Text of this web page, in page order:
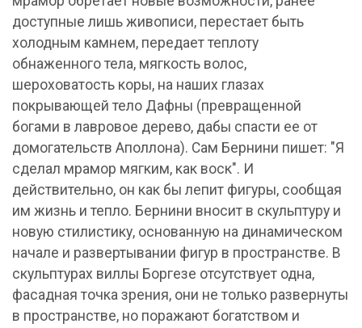
доступные лишь живописи, перестает быть
холодным камнем, передает теплоту
обнаженного тела, мягкость волос,
шероховатость коры, на наших глазах
покрывающей тело Дафны (превращенной
богами в лавровое дерево, дабы спасти ее от
домогательств Аполлона). Сам Бернини пишет: "Я
сделал мрамор мягким, как воск". И
действительно, он как бы лепит фигуры, сообщая
им жизнь и тепло. Бернини вносит в скульптуру и
новую стилистику, основанную на динамическом
начале и развертывании фигур в пространстве. В
скульптурах виллы Боргезе отсутствует одна,
фасадная точка зрения, они не только развернуты
в пространстве, но поражают богатством и